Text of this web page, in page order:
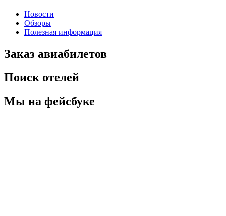
Новости
Обзоры
Полезная информация
Заказ авиабилетов
Поиск отелей
Мы на фейсбуке